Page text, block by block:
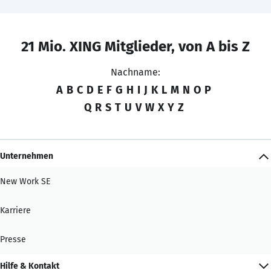
21 Mio. XING Mitglieder, von A bis Z
Nachname:
A B C D E F G H I J K L M N O P
Q R S T U V W X Y Z
Unternehmen
New Work SE
Karriere
Presse
Hilfe & Kontakt